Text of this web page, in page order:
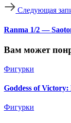
Следующая
Ranma 1/2 —
Вам может
Фигурки
Goddess of
Фигурки